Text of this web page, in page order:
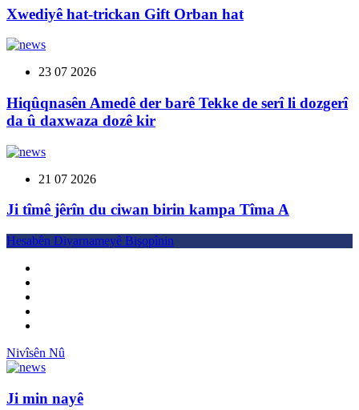
Xwediyê hat-trickan Gift Orban hat
23 07 2026
Hiqûqnasên Amedê der barê Tekke de serî li dozgerî
da û daxwaza dozê kir
21 07 2026
Ji tîmê jêrîn du ciwan birin kampa Tîma A
Hesabên Diyarnameyê Bişopînin
Nivîsên Nû
Ji min nayê